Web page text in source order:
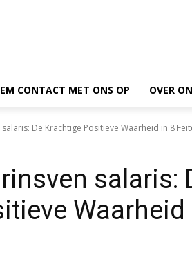
CONTACT MET ONS OP OVER
De Krachtige Positieve Waarheid in 8
salaris:
Waarheid